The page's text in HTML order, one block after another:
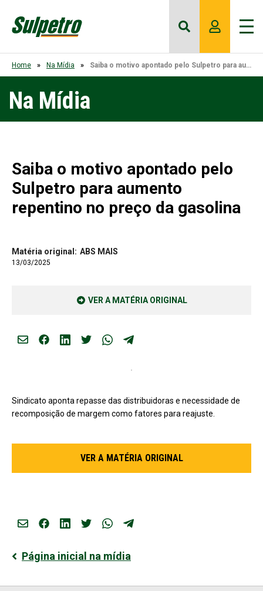
Home Na Mídia Saiba o motivo apontado pelo Sulpetro para aumento repentino no preço da gasolina
Na Mídia
Saiba o motivo apontado pelo
Sulpetro para aumento
repentino no preço da gasolina
Matéria original: ABS MAIS
13/03/2025
VER A MATÉRIA ORIGINAL
Sindicato aponta repasse das distribuidoras e necessidade de
recomposição de margem como fatores para reajuste.
VER A MATÉRIA ORIGINAL
Página inicial na mídia